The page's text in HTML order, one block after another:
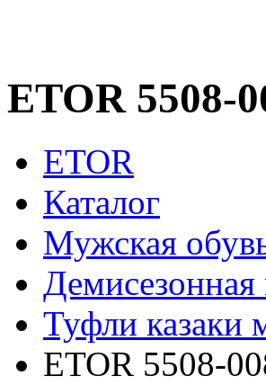
ETOR 5508-
ETOR
Каталог
Мужская
Туфли казаки
ETOR 5508-